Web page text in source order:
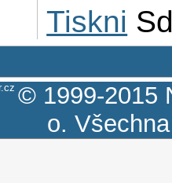
Tiskni
© 1999-2015
o.